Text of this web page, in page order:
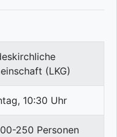
(LKG)
10:30 Uhr
250 Personen